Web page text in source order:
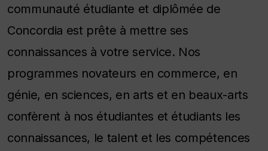
communauté étudiante et diplômée de
Concordia est prête à mettre ses
connaissances à votre service. Nos
programmes novateurs en commerce, en
génie, en sciences, en arts et en beaux-arts
confèrent à nos étudiantes et étudiants les
connaissances, le talent et les compétences